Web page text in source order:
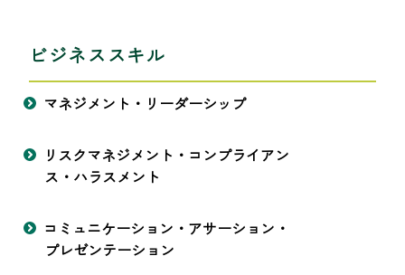
ビジネススキル
マネジメント・リーダーシップ
リスクマネジメント・コンプライアン
ス・ハラスメント
コミュニケーション・アサーション・
プレゼンテーション